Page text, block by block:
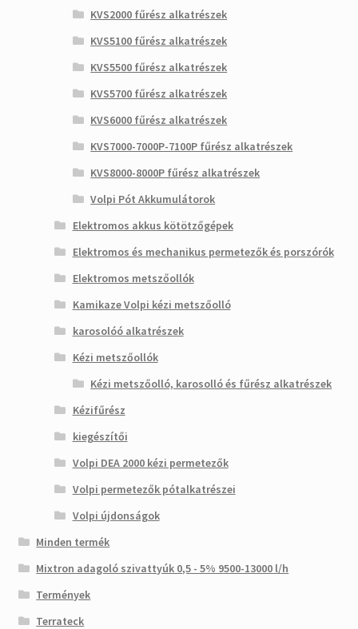
KVS2000 fűrész alkatrészek
KVS5100 fűrész alkatrészek
KVS5500 fűrész alkatrészek
KVS5700 fűrész alkatrészek
KVS6000 fűrész alkatrészek
KVS7000-7000P-7100P fűrész alkatrészek
KVS8000-8000P fűrész alkatrészek
Volpi Pót Akkumulátorok
Elektromos akkus kötötzőgépek
Elektromos és mechanikus permetezők és porszórók
Elektromos metszőollók
Kamikaze Volpi kézi metszőolló
karosolóó alkatrészek
Kézi metszőollók
Kézi metszőolló, karosolló és fűrész alkatrészek
Kézifűrész
kiegészítői
Volpi DEA 2000 kézi permetezők
Volpi permetezők pótalkatrészei
Volpi újdonságok
Minden termék
Mixtron adagoló szivattyúk 0,5 - 5% 9500-13000 l/h
Termények
Terrateck